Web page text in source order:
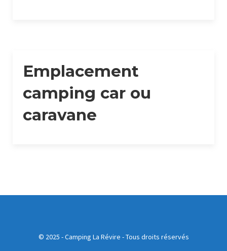
Emplacement
camping car ou
caravane
© 2025 - Camping La Révire - Tous droits réservés